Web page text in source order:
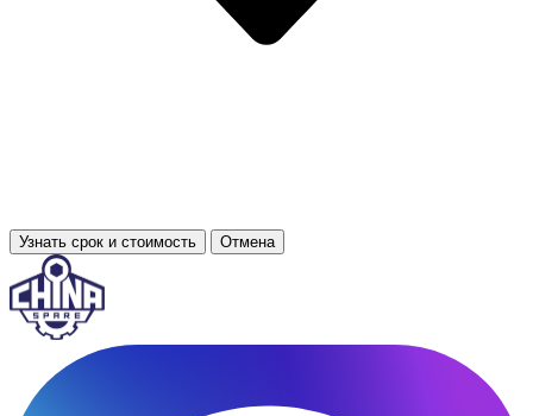
Узнать срок и стоимость Отмена